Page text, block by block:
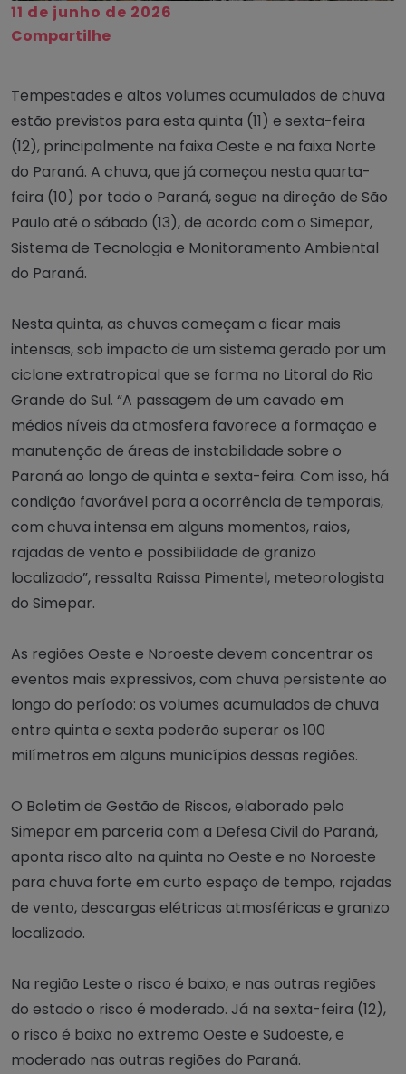
11 de junho de 2026
Compartilhe
Tempestades e altos volumes acumulados de chuva
estão previstos para esta quinta (11) e sexta-feira
(12), principalmente na faixa Oeste e na faixa Norte
do Paraná. A chuva, que já começou nesta quarta-
feira (10) por todo o Paraná, segue na direção de São
Paulo até o sábado (13), de acordo com o Simepar,
Sistema de Tecnologia e Monitoramento Ambiental
do Paraná.
Nesta quinta, as chuvas começam a ficar mais
intensas, sob impacto de um sistema gerado por um
ciclone extratropical que se forma no Litoral do Rio
Grande do Sul. “A passagem de um cavado em
médios níveis da atmosfera favorece a formação e
manutenção de áreas de instabilidade sobre o
Paraná ao longo de quinta e sexta-feira. Com isso, há
condição favorável para a ocorrência de temporais,
com chuva intensa em alguns momentos, raios,
rajadas de vento e possibilidade de granizo
localizado”, ressalta Raissa Pimentel, meteorologista
do Simepar.
As regiões Oeste e Noroeste devem concentrar os
eventos mais expressivos, com chuva persistente ao
longo do período: os volumes acumulados de chuva
entre quinta e sexta poderão superar os 100
milímetros em alguns municípios dessas regiões.
O Boletim de Gestão de Riscos, elaborado pelo
Simepar em parceria com a Defesa Civil do Paraná,
aponta risco alto na quinta no Oeste e no Noroeste
para chuva forte em curto espaço de tempo, rajadas
de vento, descargas elétricas atmosféricas e granizo
localizado.
Na região Leste o risco é baixo, e nas outras regiões
do estado o risco é moderado. Já na sexta-feira (12),
o risco é baixo no extremo Oeste e Sudoeste, e
moderado nas outras regiões do Paraná.